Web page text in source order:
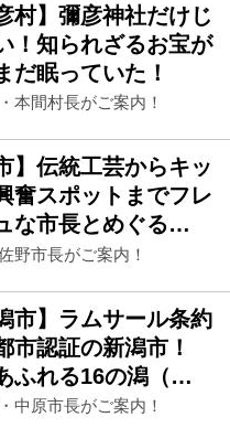
村】彌彦神社だけじ
！知られざるお宝が
だ眠っていた！
本間村長がご案内！
】伝統工芸からキッ
奮スポットまでフレ
な市長とめぐる…
野市長がご案内！
市】ラムサール条約
市認証の新潟市！
ふれる16の潟（…
中原市長がご案内！